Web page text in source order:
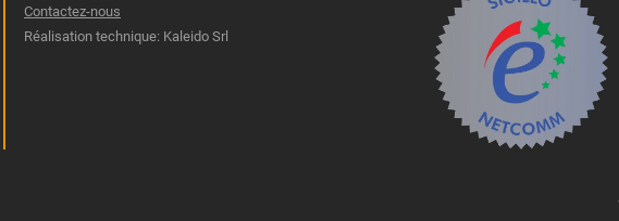
Contactez-nous
Réalisation technique: Kaleido Srl